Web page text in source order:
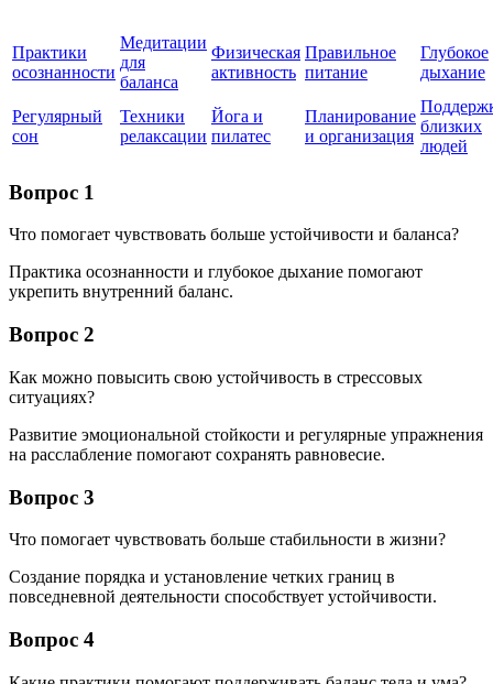
Практики
осознанности
Медитации
для
баланса
Физическая
активность
Правильное
питание
Глубокое
дыхание
Регулярный
сон
Техники
релаксации
Йога и
пилатес
Планирование
и организация
близких
людей
Вопрос 1
Что помогает чувствовать больше устойчивости и баланса?
Практика осознанности и глубокое дыхание помогают
укрепить внутренний баланс.
Вопрос 2
Как можно повысить свою устойчивость в стрессовых
ситуациях?
Развитие эмоциональной стойкости и регулярные упражнения
на расслабление помогают сохранять равновесие.
Вопрос 3
Что помогает чувствовать больше стабильности в жизни?
Создание порядка и установление четких границ в
повседневной деятельности способствует устойчивости.
Вопрос 4